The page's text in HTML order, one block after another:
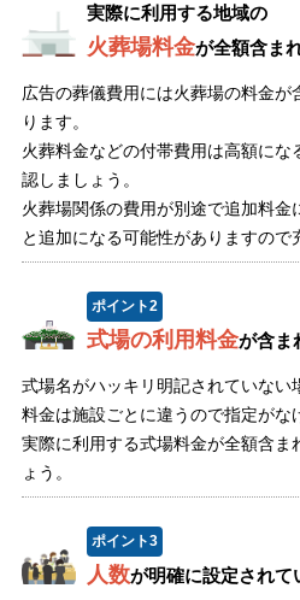
実際に利用する地域の
火葬場料金が全額含ま
広告の葬儀費用には火葬場の料金が
ります。
火葬料金などの付帯費用は高額に
認しましょう。
火葬場関係の費用が別途で追加料金
と追加になる可能性がありますので
ポイント2
式場の利用料金が含ま
式場名がハッキリ明記されていない
料金は施設ごとに違うので指定がな
実際に利用する式場料金が全額含ま
ょう。
ポイント3
人数が明確に設定されて